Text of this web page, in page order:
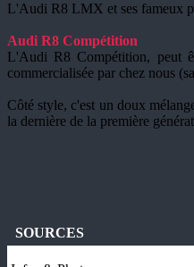
L'Audi R8 LMX et ses fameux
Audi R8 Compétition
L'Audi R8 Compétition, peut
commercialisée par chez nous
Côté style, c'est un doux
la dernière de la première
SOURCES